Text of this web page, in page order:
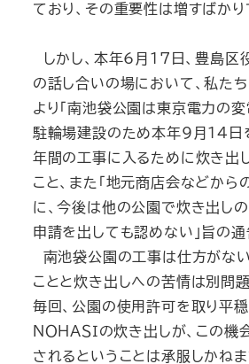
ており、その重要性は増すばかり
しかし、本年6月17日、豊島区
の話し合いの場において、私た
より「南池袋公園は東京電力の
駐輪場建設のため本年9月14日
年間の工事に入るために炊き出
こと、また「地元商店会などから
に、今後は他の公園で炊き出し
申請を出しても認めない」旨の通
南池袋公園の工事は仕方がない
ことと炊き出しへの苦情は別問
毎回、公園の使用許可を取り平穏
ＮＯＨＡＳＩの炊き出しが、この
されるということは承服しかねま